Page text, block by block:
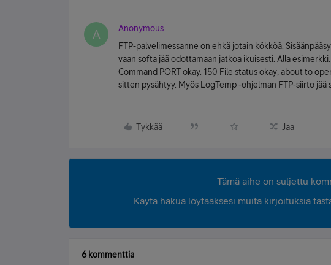
A
Anonymous
FTP-palvelimessanne on ehkä jotain kökköä.
vaan softa jää odottamaan jatkoa ikuisesti. Alla
Command PORT okay. 150 File status okay; about to
sitten pysähtyy. Myös LogTemp -ohjelman FTP-siirto jää
Tykkää Jaa
Tämä aihe on suljettu
Käytä hakua löytääksesi muita kirjoituksia
6 kommenttia